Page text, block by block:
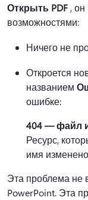
Открыть PDF ,
возможностями:
Ничего не
Откроется
названием
ошибке:
404 — файл
Ресурс,
имя
Эта проблема не
PowerPoint. Эта